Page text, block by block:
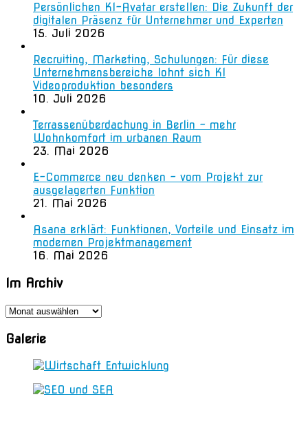
Persönlichen KI-Avatar erstellen: Die Zukunft der
digitalen Präsenz für Unternehmer und Experten
15. Juli 2026
Recruiting, Marketing, Schulungen: Für diese
Unternehmensbereiche lohnt sich KI
Videoproduktion besonders
10. Juli 2026
Terrassenüberdachung in Berlin – mehr
Wohnkomfort im urbanen Raum
23. Mai 2026
E-Commerce neu denken – vom Projekt zur
ausgelagerten Funktion
21. Mai 2026
Asana erklärt: Funktionen, Vorteile und Einsatz im
modernen Projektmanagement
16. Mai 2026
Im Archiv
Im
Galerie